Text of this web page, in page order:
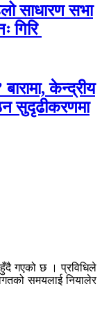
साधारण सभा
गिरि
केन्द्रीय
सुदृढीकरणमा
गएको छ । प्रविधिले
समयलाई नियालेर